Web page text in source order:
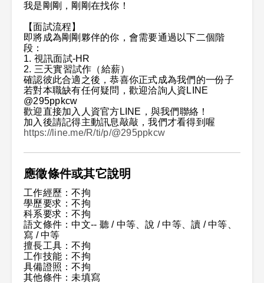
我是剛剛，剛剛在找你！
【面試流程】
即將成為剛剛夥伴的你，會需要通過以下二個階
段：
1. 視訊面試-HR
2. 三天實習試作（給薪）
確認彼此合適之後，恭喜你正式成為我們的一份子
若對本職缺有任何疑問，歡迎洽詢人資LINE
@295ppkcw
歡迎直接加入人資官方LINE，與我們聯絡！
加入後請記得主動訊息敲敲，我們才看得到喔
https://line.me/R/ti/p/@295ppkcw
應徵條件或其它說明
工作經歷：不拘
學歷要求：不拘
科系要求：不拘
語文條件：中文-- 聽 / 中等、說 / 中等、讀 / 中等、
寫 / 中等
擅長工具：不拘
工作技能：不拘
具備證照：不拘
其他條件：未填寫